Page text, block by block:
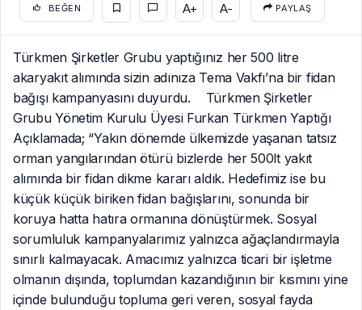
BEĞEN A+ A- PAYLAŞ
Türkmen Şirketler Grubu yaptığınız her 500 litre
akaryakıt alımında sizin adınıza Tema Vakfı’na bir fidan
bağışı kampanyasını duyurdu. Türkmen Şirketler
Grubu Yönetim Kurulu Üyesi Furkan Türkmen Yaptığı
Açıklamada; “Yakın dönemde ülkemizde yaşanan tatsız
orman yangılarından ötürü bizlerde her 500lt yakıt
alımında bir fidan dikme kararı aldık. Hedefimiz ise bu
küçük küçük biriken fidan bağışlarını, sonunda bir
koruya hatta hatıra ormanına dönüştürmek. Sosyal
sorumluluk kampanyalarımız yalnızca ağaçlandırmayla
sınırlı kalmayacak. Amacımız yalnızca ticari bir işletme
olmanın dışında, toplumdan kazandığının bir kısmını yine
içinde bulunduğu topluma geri veren, sosyal fayda